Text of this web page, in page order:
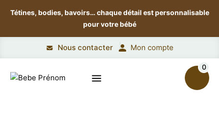
Tétines, bodies, bavoirs…chaque détail est personnalisable
pour votre bébé
Nous contacter Mon compte
0